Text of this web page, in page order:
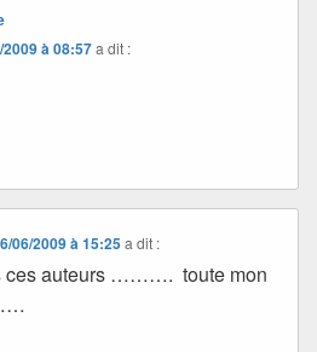
2009 à 08:57a dit :
06/2009 à 15:25 a dit :
ces auteurs ………. toute mon